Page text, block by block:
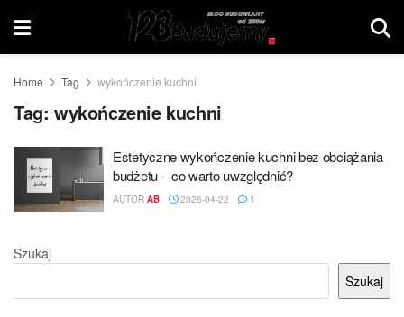
Home Tag wykończenie kuchni
Tag: wykończenie kuchni
Estetyczne wykończenie kuchni bez obciążania
budżetu – co warto uwzględnić?
AUTOR AB 2026-04-22 1
Szukaj
Szukaj